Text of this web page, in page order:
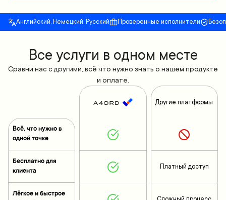
Английский, Немецкий, Русский Проверенные исполнители
Все yслуги в одном месте
Сравни нас с другими, всё что нужно знать о нашем продукте
и оплате.
Всё, что нужно в
одной точке
Бесплатно для
клиента
Лёгкое и быстрое
Другие платформы
Платный доступ